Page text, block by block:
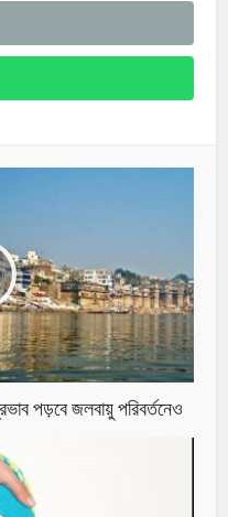
পড়বে জলবায়ু পরিবর্তনেও